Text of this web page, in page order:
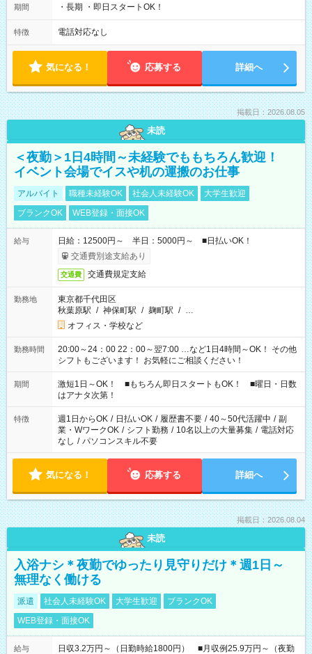
期間 ・長期 ・即日スタートOK！
特徴 電話対応なし
気になる！ 応募する 詳細へ
掲載日：2026.08.05
未読
＜夜勤＞1日4時間～未経験でももちろん歓迎！
イベント会場でイスや机の運搬のお仕事
アルバイト 職種未経験OK 社会人未経験OK
大学生歓迎
ブランクOK
WEB登録・面接OK
給与
日給：12500円～ 半日：5000円～ ■日払いOK！
交通費別途支給あり
交通費 交通費規定支給
勤務地
東京都千代田区
秋葉原駅 / 神保町駅 / 麹町駅 / …
オフィス・学校など
勤務時間
20:00～24：00 22：00～翌7:00 …など1日4時間～OK！ その他
シフトもございます！ お気軽にご相談ください！
期間
激短1日～OK！ ■もちろん即日スタートもOK！ ■曜日・日数
はアナタ次第！
特徴 週1日からOK / 日払いOK / 履歴書不要 / 40～50代活躍中 / 副
業・WワークOK / シフト勤務 / 10名以上の大量募集 / 電話対応
なし / パソコンスキル不要
気になる！ 応募する 詳細へ
掲載日：2026.08.04
未読
入浴ナシ＊夜勤でゆったり見守りだけ＊週1日～
無理なく働ける
派遣 社会人未経験OK 大学生歓迎
ブランクOK
WEB登録・面接OK
給与
日収3.2万円～（日勤時給1800円） ■月収例25.9万円～（夜勤